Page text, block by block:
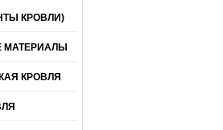
КРОВЛИ)
МАТЕРИАЛЫ
КРОВЛЯ